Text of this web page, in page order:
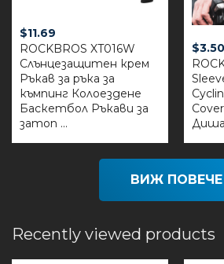
$11.69
ROCKBROS XT016W
Слънцезащитен крем
Ръкав за ръка за
къмпинг Колоездене
Баскетбол Ръкави за
затоп ...
$3.50
ВИЖ ПОВЕЧЕ
Recently viewed products